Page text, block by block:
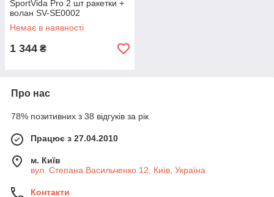
SportVida Pro 2 шт ракетки +
волан SV-SE0002
Немає в наявності
1 344 ₴
Про нас
78% позитивних з 38 відгуків за рік
Працює з 27.04.2010
м. Київ
вул. Степана Васильченко 12, Київ, Україна
Контакти